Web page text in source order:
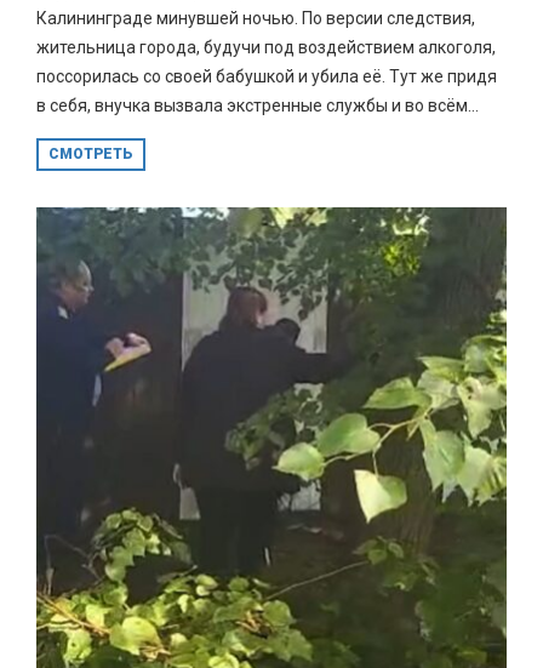
Калининграде минувшей ночью. По версии следствия,
жительница города, будучи под воздействием алкоголя,
поссорилась со своей бабушкой и убила её. Тут же придя
в себя, внучка вызвала экстренные службы и во всём...
СМОТРЕТЬ